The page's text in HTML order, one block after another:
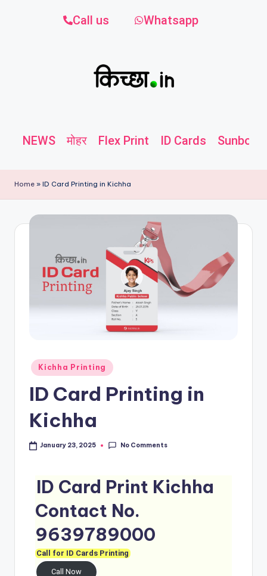
Call us Whatsapp
NEWS मोहर Flex Print ID Cards
Home » ID Card Printing in Kichha
Kichha Printing
ID Card Printing in
Kichha
January 23, 2025 No Comments
ID Card Print Kichha
Contact No.
9639789000
Call for ID Cards Printing
Call Now